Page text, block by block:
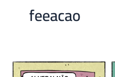
feeacao